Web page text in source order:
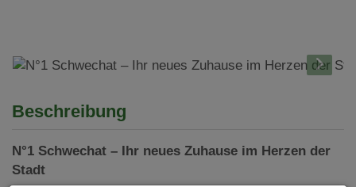
Beschreibung
N°1 Schwechat – Ihr neues Zuhause im Herzen der
Stadt